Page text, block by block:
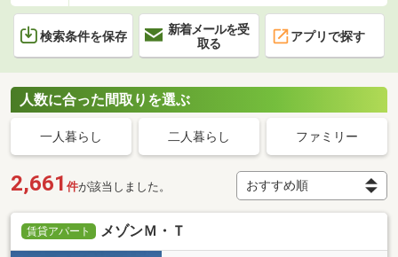
検索条件を保存
新着メールを受
取る
アプリで探す
人数に合った間取りを選ぶ
一人暮らし 二人暮らし ファミリー
2,661 件が該当しました。
賃貸アパート メゾンＭ・Ｔ